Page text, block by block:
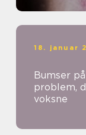
18. januar
Bumser
problem,
voksne